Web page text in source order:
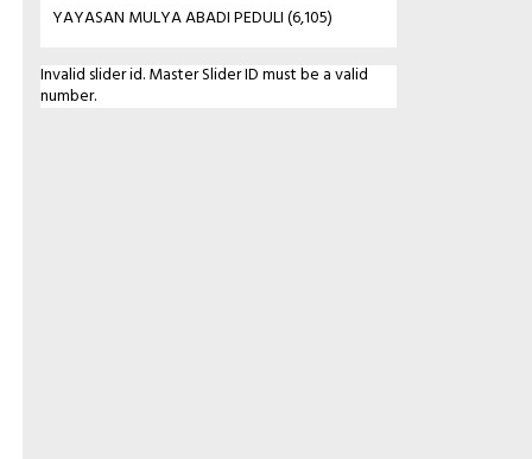
YAYASAN MULYA ABADI PEDULI(6,105)
Invalid slider id. Master Slider ID must be a valid
number.